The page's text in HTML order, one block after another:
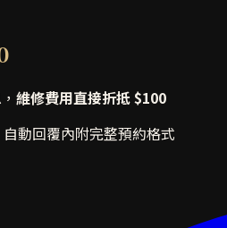
維修費用直接折抵 $100
動回覆內附完整預約格式